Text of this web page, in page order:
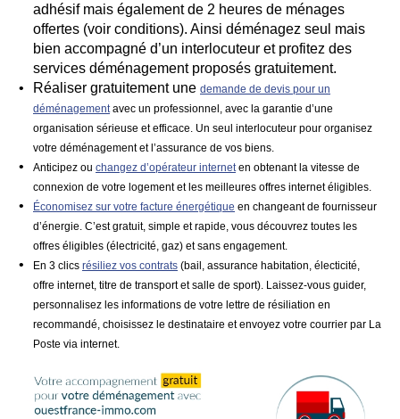
adhésif mais également de 2 heures de ménages
offertes (voir conditions). Ainsi déménagez seul mais
bien accompagné d’un interlocuteur et profitez des
services déménagement proposés gratuitement.
Réaliser gratuitement une demande de devis pour un
déménagementavec un professionnel, avec la garantie d’une
organisation sérieuse et efficace. Un seul interlocuteur pour organisez
votre déménagement et l’assurance de vos biens.
Anticipez ou changez d’opérateur interneten obtenant la vitesse de
connexion de votre logement et les meilleures offres internet éligibles.
Économisez sur votre facture énergétique en changeant de fournisseur
d’énergie. C’est gratuit, simple et rapide, vous découvrez toutes les
offres éligibles (électricité, gaz) et sans engagement.
En 3 clics résiliez vos contrats (bail, assurance habitation, électicité,
offre internet, titre de transport et salle de sport). Laissez-vous guider,
personnalisez les informations de votre lettre de résiliation en
recommandé, choisissez le destinataire et envoyez votre courrier par La
Poste via internet.